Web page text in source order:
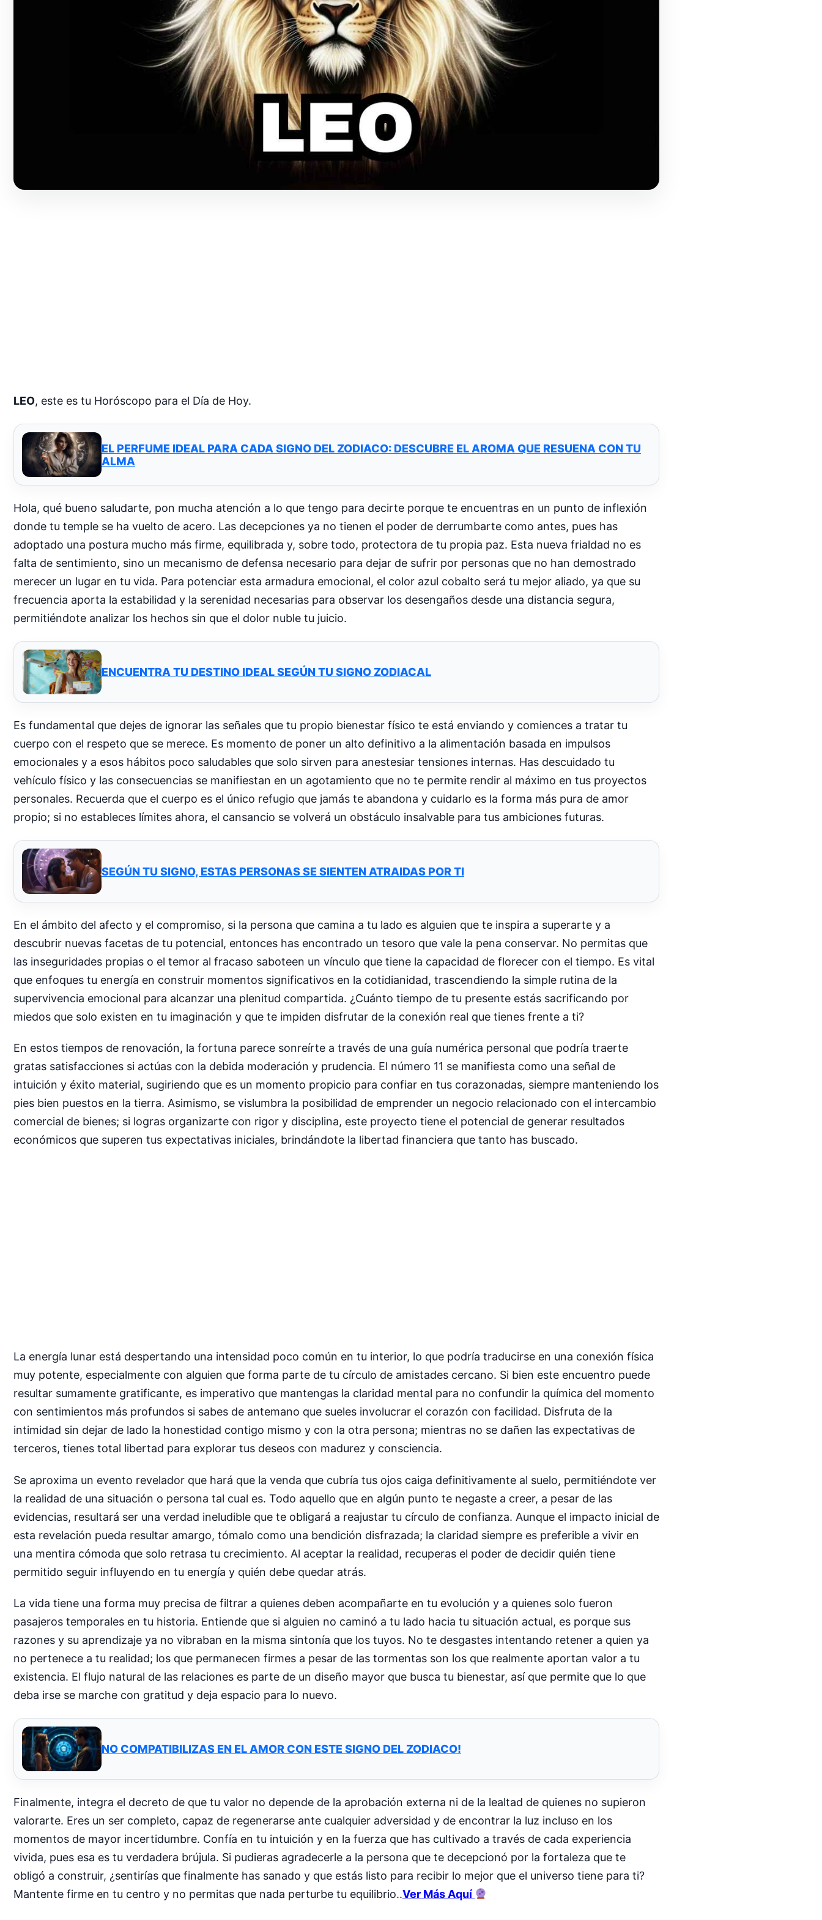
LEO, este es tu Horóscopo para el Día de Hoy.
EL PERFUME IDEAL PARA CADA SIGNO DEL ZODIACO: DESCUBRE EL AROMA QUE RESUENA CON TU
ALMA
Hola, qué bueno saludarte, pon mucha atención a lo que tengo para decirte porque te encuentras en un punto de inflexión
donde tu temple se ha vuelto de acero. Las decepciones ya no tienen el poder de derrumbarte como antes, pues has
adoptado una postura mucho más firme, equilibrada y, sobre todo, protectora de tu propia paz. Esta nueva frialdad no es
falta de sentimiento, sino un mecanismo de defensa necesario para dejar de sufrir por personas que no han demostrado
merecer un lugar en tu vida. Para potenciar esta armadura emocional, el color azul cobalto será tu mejor aliado, ya que su
frecuencia aporta la estabilidad y la serenidad necesarias para observar los desengaños desde una distancia segura,
permitiéndote analizar los hechos sin que el dolor nuble tu juicio.
ENCUENTRA TU DESTINO IDEAL SEGÚN TU SIGNO ZODIACAL
Es fundamental que dejes de ignorar las señales que tu propio bienestar físico te está enviando y comiences a tratar tu
cuerpo con el respeto que se merece. Es momento de poner un alto definitivo a la alimentación basada en impulsos
emocionales y a esos hábitos poco saludables que solo sirven para anestesiar tensiones internas. Has descuidado tu
vehículo físico y las consecuencias se manifiestan en un agotamiento que no te permite rendir al máximo en tus proyectos
personales. Recuerda que el cuerpo es el único refugio que jamás te abandona y cuidarlo es la forma más pura de amor
propio; si no estableces límites ahora, el cansancio se volverá un obstáculo insalvable para tus ambiciones futuras.
SEGÚN TU SIGNO, ESTAS PERSONAS SE SIENTEN ATRAIDAS POR TI
En el ámbito del afecto y el compromiso, si la persona que camina a tu lado es alguien que te inspira a superarte y a
descubrir nuevas facetas de tu potencial, entonces has encontrado un tesoro que vale la pena conservar. No permitas que
las inseguridades propias o el temor al fracaso saboteen un vínculo que tiene la capacidad de florecer con el tiempo. Es vital
que enfoques tu energía en construir momentos significativos en la cotidianidad, trascendiendo la simple rutina de la
supervivencia emocional para alcanzar una plenitud compartida. ¿Cuánto tiempo de tu presente estás sacrificando por
miedos que solo existen en tu imaginación y que te impiden disfrutar de la conexión real que tienes frente a ti?
En estos tiempos de renovación, la fortuna parece sonreírte a través de una guía numérica personal que podría traerte
gratas satisfacciones si actúas con la debida moderación y prudencia. El número 11 se manifiesta como una señal de
intuición y éxito material, sugiriendo que es un momento propicio para confiar en tus corazonadas, siempre manteniendo los
pies bien puestos en la tierra. Asimismo, se vislumbra la posibilidad de emprender un negocio relacionado con el intercambio
comercial de bienes; si logras organizarte con rigor y disciplina, este proyecto tiene el potencial de generar resultados
económicos que superen tus expectativas iniciales, brindándote la libertad financiera que tanto has buscado.
La energía lunar está despertando una intensidad poco común en tu interior, lo que podría traducirse en una conexión física
muy potente, especialmente con alguien que forma parte de tu círculo de amistades cercano. Si bien este encuentro puede
resultar sumamente gratificante, es imperativo que mantengas la claridad mental para no confundir la química del momento
con sentimientos más profundos si sabes de antemano que sueles involucrar el corazón con facilidad. Disfruta de la
intimidad sin dejar de lado la honestidad contigo mismo y con la otra persona; mientras no se dañen las expectativas de
terceros, tienes total libertad para explorar tus deseos con madurez y consciencia.
Se aproxima un evento revelador que hará que la venda que cubría tus ojos caiga definitivamente al suelo, permitiéndote ver
la realidad de una situación o persona tal cual es. Todo aquello que en algún punto te negaste a creer, a pesar de las
evidencias, resultará ser una verdad ineludible que te obligará a reajustar tu círculo de confianza. Aunque el impacto inicial de
esta revelación pueda resultar amargo, tómalo como una bendición disfrazada; la claridad siempre es preferible a vivir en
una mentira cómoda que solo retrasa tu crecimiento. Al aceptar la realidad, recuperas el poder de decidir quién tiene
permitido seguir influyendo en tu energía y quién debe quedar atrás.
La vida tiene una forma muy precisa de filtrar a quienes deben acompañarte en tu evolución y a quienes solo fueron
pasajeros temporales en tu historia. Entiende que si alguien no caminó a tu lado hacia tu situación actual, es porque sus
razones y su aprendizaje ya no vibraban en la misma sintonía que los tuyos. No te desgastes intentando retener a quien ya
no pertenece a tu realidad; los que permanecen firmes a pesar de las tormentas son los que realmente aportan valor a tu
existencia. El flujo natural de las relaciones es parte de un diseño mayor que busca tu bienestar, así que permite que lo que
deba irse se marche con gratitud y deja espacio para lo nuevo.
NO COMPATIBILIZAS EN EL AMOR CON ESTE SIGNO DEL ZODIACO!
Finalmente, integra el decreto de que tu valor no depende de la aprobación externa ni de la lealtad de quienes no supieron
valorarte. Eres un ser completo, capaz de regenerarse ante cualquier adversidad y de encontrar la luz incluso en los
momentos de mayor incertidumbre. Confía en tu intuición y en la fuerza que has cultivado a través de cada experiencia
vivida, pues esa es tu verdadera brújula. Si pudieras agradecerle a la persona que te decepcionó por la fortaleza que te
obligó a construir, ¿sentirías que finalmente has sanado y que estás listo para recibir lo mejor que el universo tiene para ti?
Mantente firme en tu centro y no permitas que nada perturbe tu equilibrio..Ver Más Aquí